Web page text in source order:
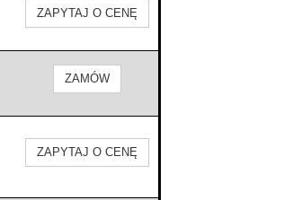
ZAPYTAJ O CENĘ
ZAMÓW
ZAPYTAJ O CENĘ